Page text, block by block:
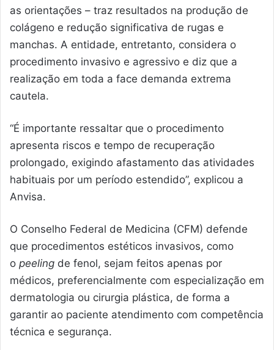
as orientações – traz resultados na produção de
colágeno e redução significativa de rugas e
manchas. A entidade, entretanto, considera o
procedimento invasivo e agressivo e diz que a
realização em toda a face demanda extrema
cautela.
“É importante ressaltar que o procedimento
apresenta riscos e tempo de recuperação
prolongado, exigindo afastamento das atividades
habituais por um período estendido”, explicou a
Anvisa.
O Conselho Federal de Medicina (CFM) defende
que procedimentos estéticos invasivos, como
o peeling de fenol, sejam feitos apenas por
médicos, preferencialmente com especialização em
dermatologia ou cirurgia plástica, de forma a
garantir ao paciente atendimento com competência
técnica e segurança.